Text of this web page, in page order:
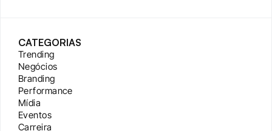
CATEGORIAS
Trending
Negócios
Branding
Performance
Mídia
Eventos
Carreira